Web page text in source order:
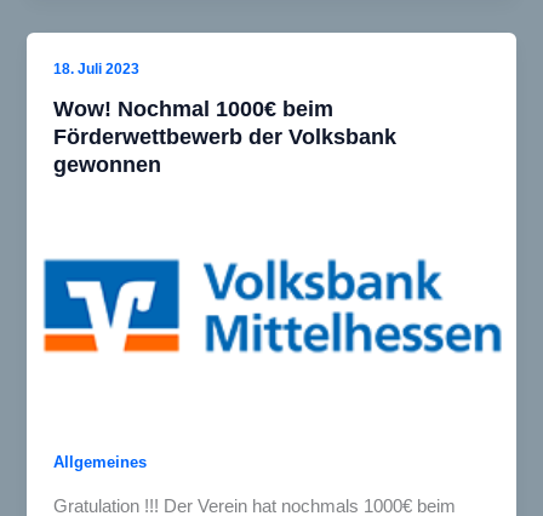
18. Juli 2023
Wow! Nochmal 1000€ beim
Förderwettbewerb der Volksbank
gewonnen
Allgemeines
Gratulation !!! Der Verein hat nochmals 1000€ beim